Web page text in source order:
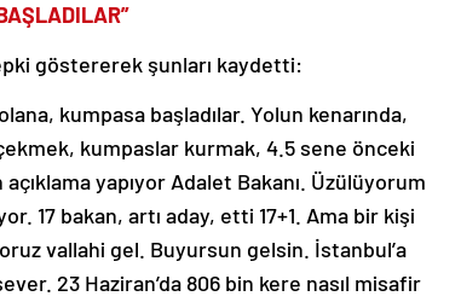
göstererek şunları kaydetti:
kumpasa başladılar. Yolun kenarında,
kumpaslar kurmak, 4.5 sene önceki
yapıyor Adalet Bakanı. Üzülüyorum
17 bakan, artı aday, etti 17+1. Ama bir kişi
vallahi gel. Buyursun gelsin. İstanbul’a
23 Haziran’da 806 bin kere nasıl misafir